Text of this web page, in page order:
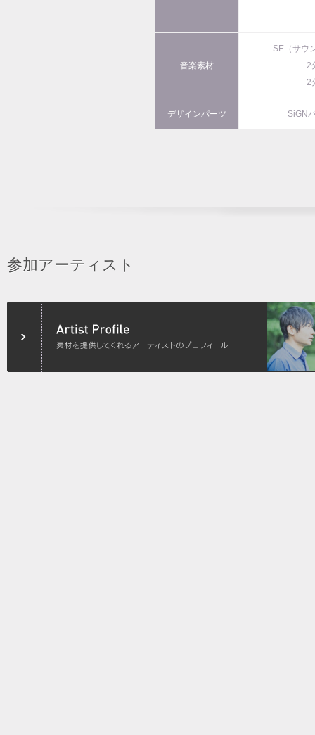
音楽素材
SE（サウ
2
2
デザインパーツ SiGN
参加アーティスト